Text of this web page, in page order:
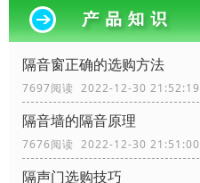
隔音窗正确的选购方法
7697阅读 2022-12-30 21:52:19
隔音墙的隔音原理
7676阅读 2022-12-30 21:51:00
隔声门选购技巧